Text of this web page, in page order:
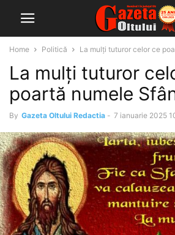
Home Politică La mulți tuturor celor ce
La mulți tuturor
poartă numele
By Gazeta Oltului Redactia - 7 ianuarie 2025